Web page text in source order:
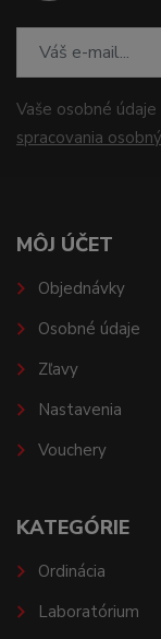
Vaše osobné
spracovania
MÔJ ÚČET
Objednávky
Osobné údaje
Zľavy
Nastavenia
Vouchery
KATEGÓRIE
Ordinácia
Laboratórium